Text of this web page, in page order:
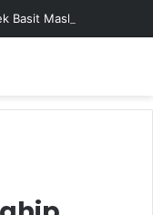
Basit Maskeler